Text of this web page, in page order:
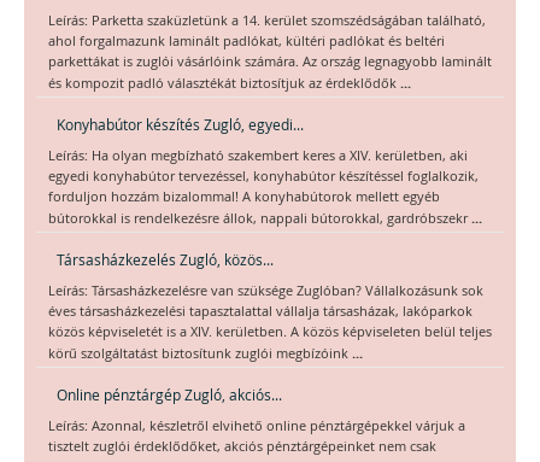
Leírás: Parketta szaküzletünk a 14. kerület szomszédságában található,
ahol forgalmazunk laminált padlókat, kültéri padlókat és beltéri
parkettákat is zuglói vásárlóink számára. Az ország legnagyobb laminált
és kompozit padló választékát biztosítjuk az érdeklődők ...
Konyhabútor készítés Zugló, egyedi...
Leírás: Ha olyan megbízható szakembert keres a XIV. kerületben, aki
egyedi konyhabútor tervezéssel, konyhabútor készítéssel foglalkozik,
forduljon hozzám bizalommal! A konyhabútorok mellett egyéb
bútorokkal is rendelkezésre állok, nappali bútorokkal, gardróbszekr ...
Társasházkezelés Zugló, közös...
Leírás: Társasházkezelésre van szüksége Zuglóban? Vállalkozásunk sok
éves társasházkezelési tapasztalattal vállalja társasházak, lakóparkok
közös képviseletét is a XIV. kerületben. A közös képviseleten belül teljes
körű szolgáltatást biztosítunk zuglói megbízóink ...
Online pénztárgép Zugló, akciós...
Leírás: Azonnal, készletről elvihető online pénztárgépekkel várjuk a
tisztelt zuglói érdeklődőket, akciós pénztárgépeinket nem csak